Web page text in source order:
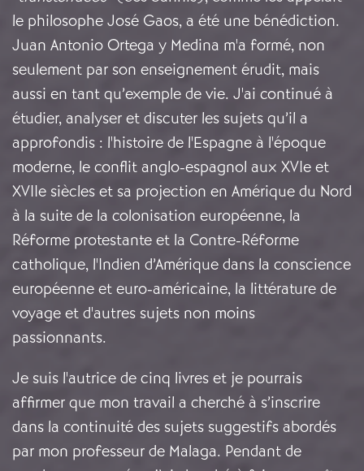
le philosophe José Gaos, a été une bénédiction.
Juan Antonio Ortega y Medina m'a formé, non
seulement par son enseignement érudit, mais
aussi en tant qu’exemple de vie. J'ai continué à
étudier, analyser et discuter les sujets qu’il a
approfondis : l'histoire de l'Espagne à l'époque
moderne, le conflit anglo-espagnol aux XVIe et
XVIIe siècles et sa projection en Amérique du Nord
à la suite de la colonisation européenne, la
Réforme protestante et la Contre-Réforme
catholique, l'Indien d’Amérique dans la conscience
européenne et euro-américaine, la littérature de
voyage et d'autres sujets non moins
passionnants.
Je suis l'autrice de cinq livres et je pourrais
affirmer que mon travail a cherché à s’inscrire
dans la continuité des sujets suggestifs abordés
par mon professeur de Malaga. Pendant de